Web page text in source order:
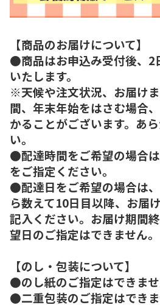
【商品のお届けについて】
●商品はお申込み受付後、2
いたします。
※天候や注文状況、お届け
間、年末年始をはさむ場合
かることがございます。あ
い。
●配達時間をご希望の場合
をご指定ください。
●配達日をご希望の場合は
ら数えて10日目以降、お届
記入ください。お届け期間
望日のご指定はできません。
【のし・包装について】
●のし紙のご指定はできませ
●二重包装のご指定はできま